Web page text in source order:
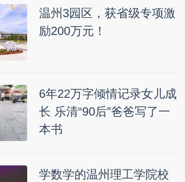
温州3园区，获省级专项激
励200万元！
6年22万字倾情记录女儿成
长 乐清“90后”爸爸写了一
本书
学数学的温州理工学院校